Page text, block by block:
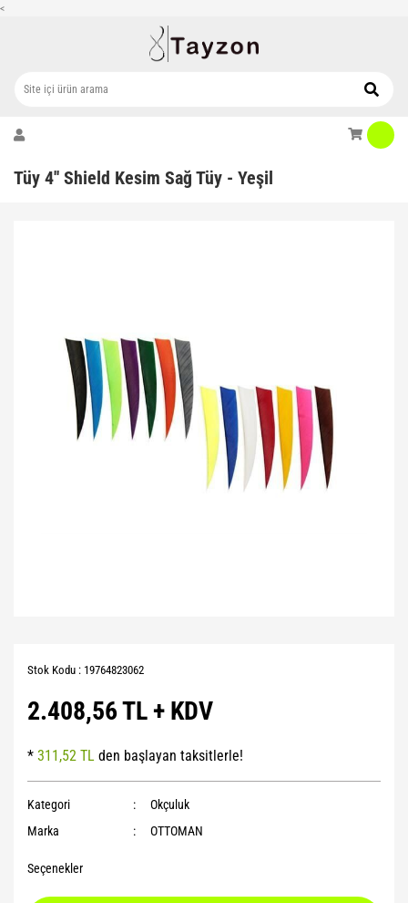
<
Tüy 4'' Shield Kesim Sağ Tüy - Yeşil
Stok Kodu : 19764823062
2.408,56 TL + KDV
* 311,52 TL den başlayan taksitlerle!
Kategori
Okçuluk
Marka
OTTOMAN
Seçenekler